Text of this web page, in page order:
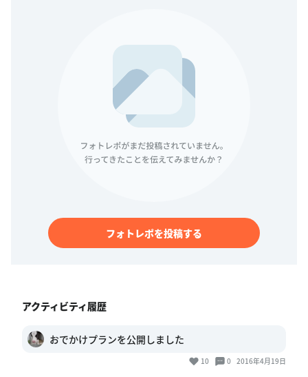
フォトレポを投稿する
アクティビティ履歴
おでかけプランを公開しました
10 0 2016年4月19日